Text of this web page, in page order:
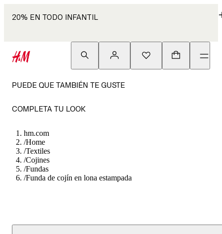
20% EN TODO INFANTIL
PUEDE QUE TAMBIÉN TE GUSTE
COMPLETA TU LOOK
hm.com
/Home
/Textiles
/Cojines
/Fundas
/Funda de cojín en lona estampada